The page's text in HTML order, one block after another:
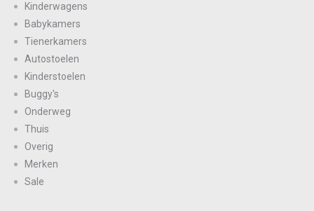
Kinderwagens
Babykamers
Tienerkamers
Autostoelen
Kinderstoelen
Buggy's
Onderweg
Thuis
Overig
Merken
Sale